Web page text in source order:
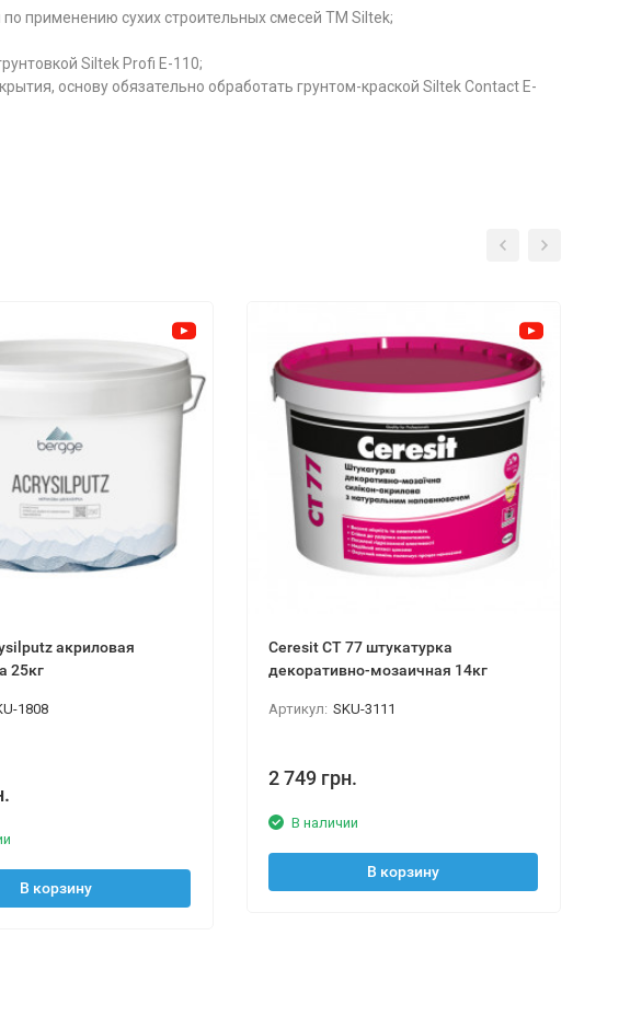
применению сухих строительных смесей TM Siltek;
Siltek Profi E-110;
основу обязательно обработать грунтом-краской Siltek Contact E-
акриловая
25кг
1808
В корзину
Ceresit CT 77 штукатурка
декоративно-мозаичная 14кг
Артикул: SKU-3111
2 749 грн.
В наличии
В корзину